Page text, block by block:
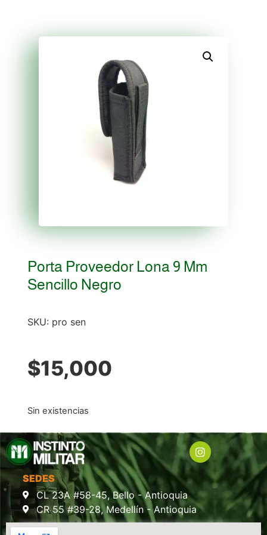
Porta Proveedor Lona 9 Mm
Sencillo Negro
SKU: pro sen
$15,000
Sin existencias
SEDES
CL 23A #58-45, Bello - Antioquia
CR 55 #39-28, Medellín - Antioquia